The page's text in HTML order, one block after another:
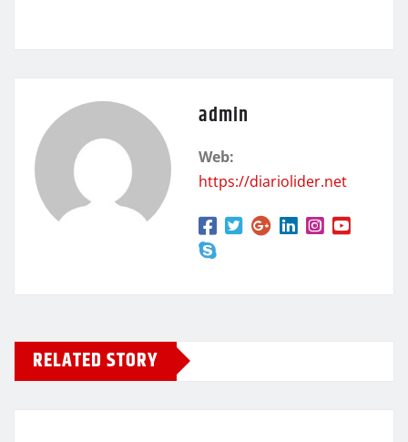
admin
Web:
https://diariolider.net
RELATED STORY